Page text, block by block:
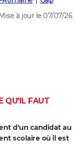
à jour le 07/07/26
QU'IL FAUT
d'un candidat au
scolaire où il est